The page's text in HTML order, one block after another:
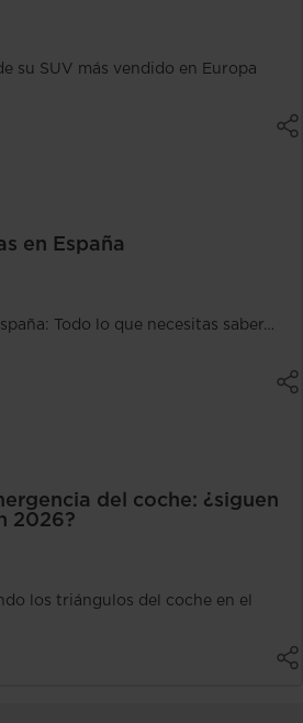
su SUV más vendido en Europa
en España
Todo lo que necesitas saber…
del coche: ¿siguen
2026?
los triángulos del coche en el